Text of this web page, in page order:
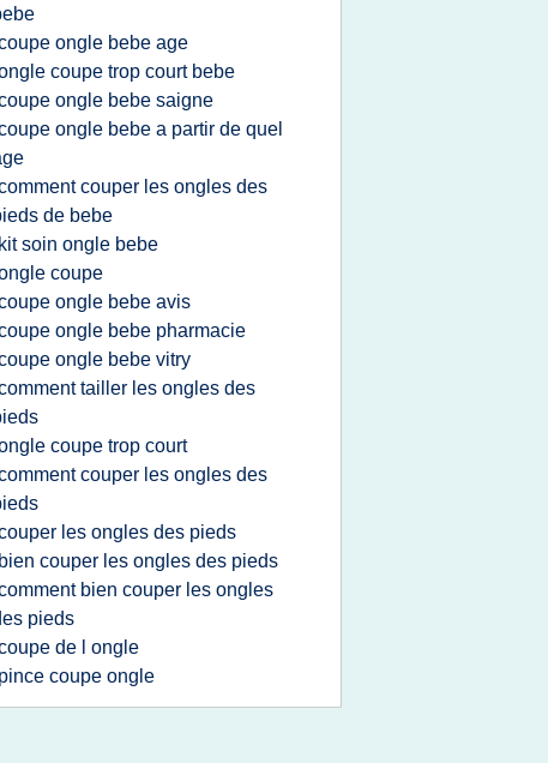
ongle bebe age
coupe trop court bebe
ongle bebe saigne
ongle bebe a partir de quel
couper les ongles des
de bebe
kit soin ongle bebe
coupe
ongle bebe avis
ongle bebe pharmacie
ongle bebe vitry
tailler les ongles des
coupe trop court
couper les ongles des
les ongles des pieds
bien couper les ongles des pieds
bien couper les ongles
pieds
de l ongle
pince coupe ongle